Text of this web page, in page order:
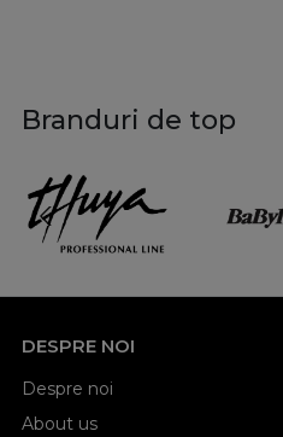
Branduri de top
DESPRE NOI
Despre noi
About us